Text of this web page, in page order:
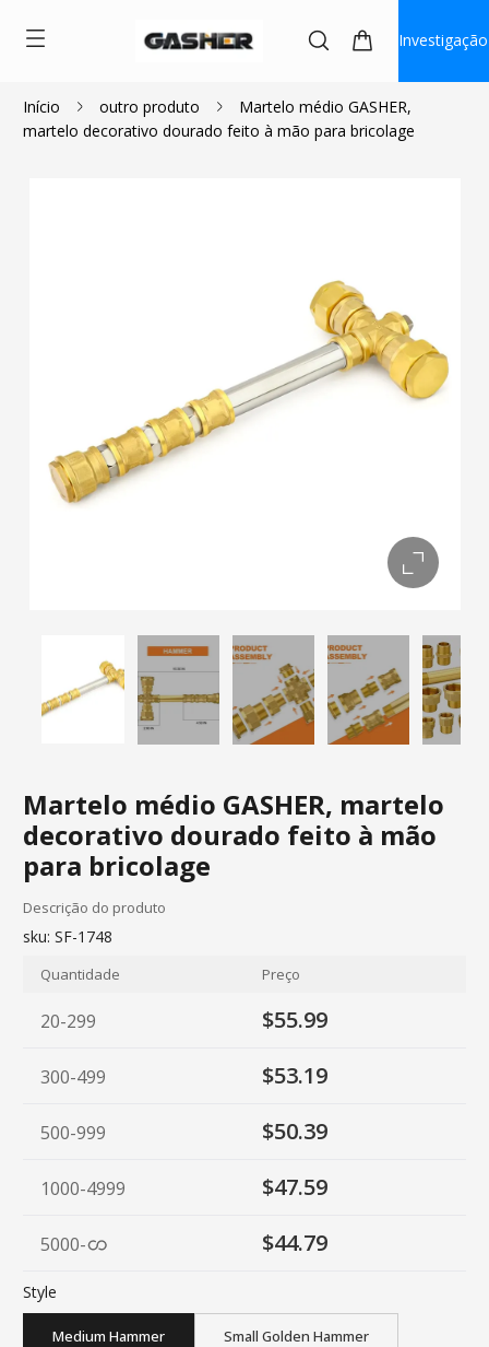
Investigação
Início outro produto
Martelo médio GASHER,
martelo decorativo dourado feito à mão para bricolage
Martelo médio GASHER, martelo
decorativo dourado feito à mão
para bricolage
$55.99
Descrição do produto
sku: SF-1748
Quantidade Preço
20-299 $55.99
300-499 $53.19
500-999 $50.39
1000-4999 $47.59
5000- $44.79
Style
Medium Hammer Small Golden Hammer